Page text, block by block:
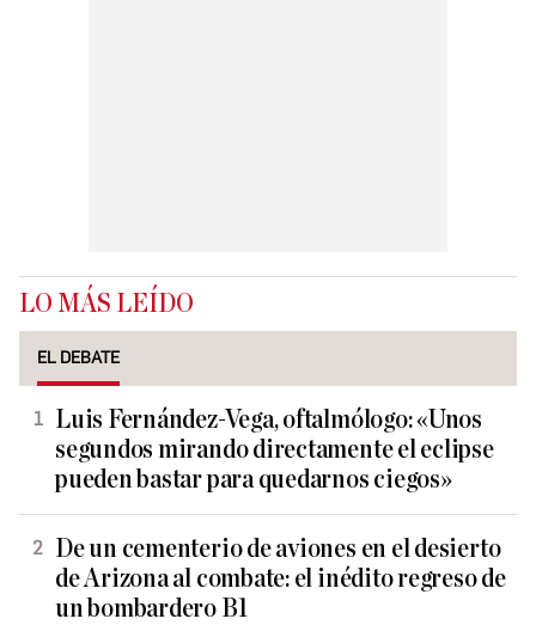
LO MÁS LEÍDO
EL DEBATE
Luis Fernández-Vega, oftalmólogo: «Unos
segundos mirando directamente el eclipse
pueden bastar para quedarnos ciegos»
De un cementerio de aviones en el desierto
de Arizona al combate: el inédito regreso de
un bombardero B1